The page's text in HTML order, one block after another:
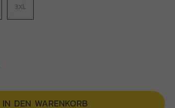
3XL
IN DEN WARENKORB